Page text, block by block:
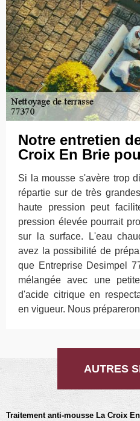
Notre entretien
Croix En Brie
Si la mousse s'avère trop
répartie sur de très
haute pression peut
pression élevée pourrait
sur la surface. L'eau
avez la possibilité de
que Entreprise Desimpel
mélangée avec une
d'acide citrique en
en vigueur. Nous
AUTRES
Traitement anti-mousse La Croix